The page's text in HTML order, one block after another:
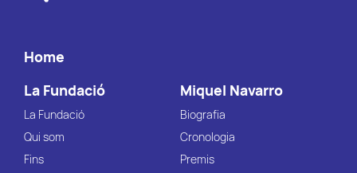
Home
La Fundació
La Fundació
Qui som
Fins
Miquel Navarro
Biografia
Cronologia
Premis